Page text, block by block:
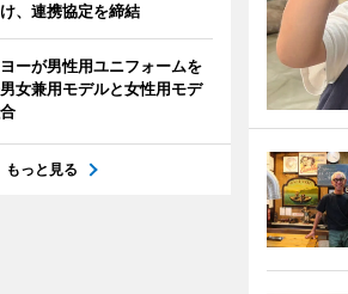
、連携協定を締結
ーが男性用ユニフォームを
女兼用モデルと女性用モデ
もっと見る